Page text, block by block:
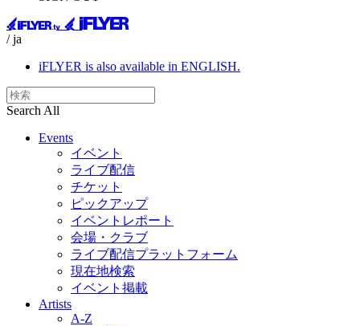
/ ja
iFLYER is also available in ENGLISH.
Search All
Events
イベント
ライブ配信
チケット
ピックアップ
イベントレポート
会場・クラブ
ライブ配信プラットフォーム
現在地検索
イベント掲載
Artists
A-Z